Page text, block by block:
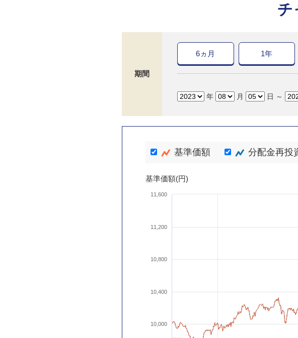
チ
期間
6ヵ月 1年
年 月 日 ～
基準価額 分配金再投
基準価額(円)
10,000
10,400
10,800
11,200
11,600